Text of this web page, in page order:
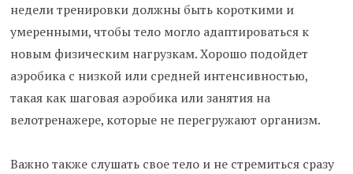
недели тренировки должны быть короткими и
умеренными, чтобы тело могло адаптироваться к
новым физическим нагрузкам. Хорошо подойдет
аэробика с низкой или средней интенсивностью,
такая как шаговая аэробика или занятия на
велотренажере, которые не перегружают организм.
Важно также слушать свое тело и не стремиться сразу